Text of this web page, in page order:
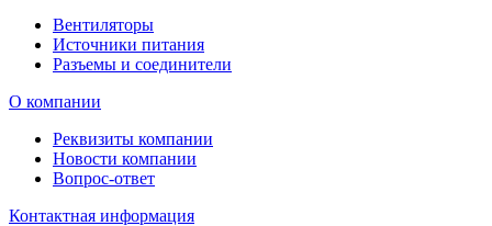
Вентиляторы
Источники питания
Разъемы и соединители
О компании
Реквизиты компании
Новости компании
Вопрос-ответ
Контактная информация